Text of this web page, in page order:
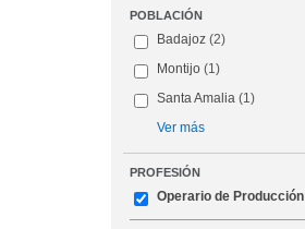
POBLACIÓN
Badajoz (2)
Montijo (1)
Santa Amalia (1)
Ver más
PROFESIÓN
Operario de Producción